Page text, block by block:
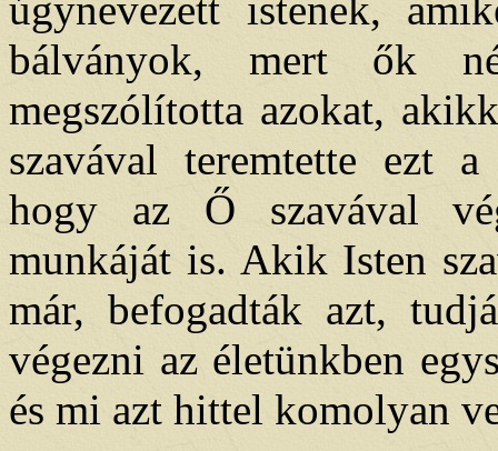
bálványok, mert ők
megszólította azokat,
szavával teremtette ezt
hogy az Ő szavával
munkáját is. Akik Isten
már, befogadták azt,
végezni az életünkben
és mi azt hittel komolyan